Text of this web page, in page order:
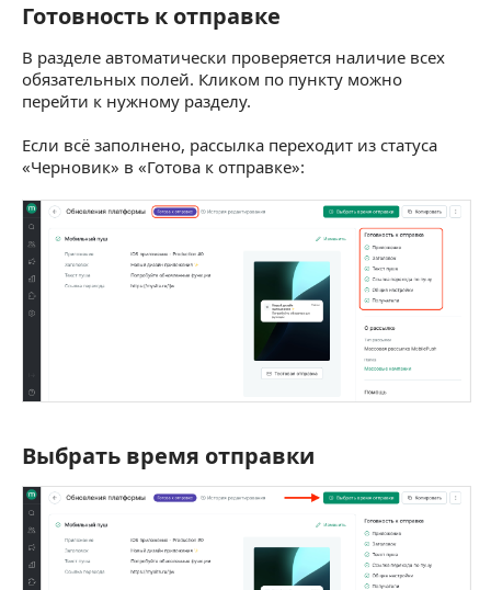
Готовность к отправке
Готовность к отправке
В разделе автоматически проверяется наличие всех
обязательных полей. Кликом по пункту можно
перейти к нужному разделу.
Если всё заполнено, рассылка переходит из статуса
«Черновик» в «Готова к отправке»:
Выбрать время отправки
Выбрать время отправки